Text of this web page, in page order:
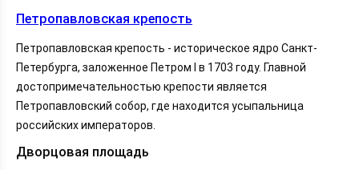
Петропавловская крепость
Петропавловская крепость - историческое ядро Санкт-
Петербурга, заложенное Петром I в 1703 году. Главной
достопримечательностью крепости является
Петропавловский собор, где находится усыпальница
российских императоров.
Дворцовая площадь